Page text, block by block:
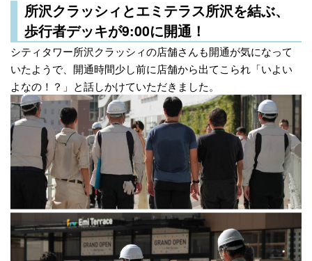
所沢クラッシィとエミテラス所沢を結ぶ、
歩行者デッキが9:00に開通！
シティタワー所沢クラッシィの店舗さんも開通が気になって
いたようで、開通時間少し前に店舗から出てこられ「いよい
よなの！？」と話しかけていただきました。